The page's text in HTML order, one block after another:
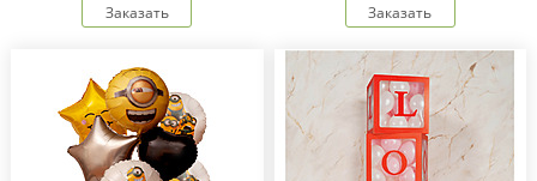
Заказать Заказать